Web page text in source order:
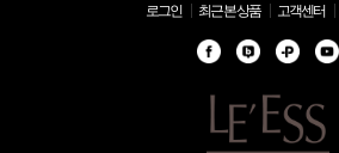
로그인 최근 본 상품 고객센터